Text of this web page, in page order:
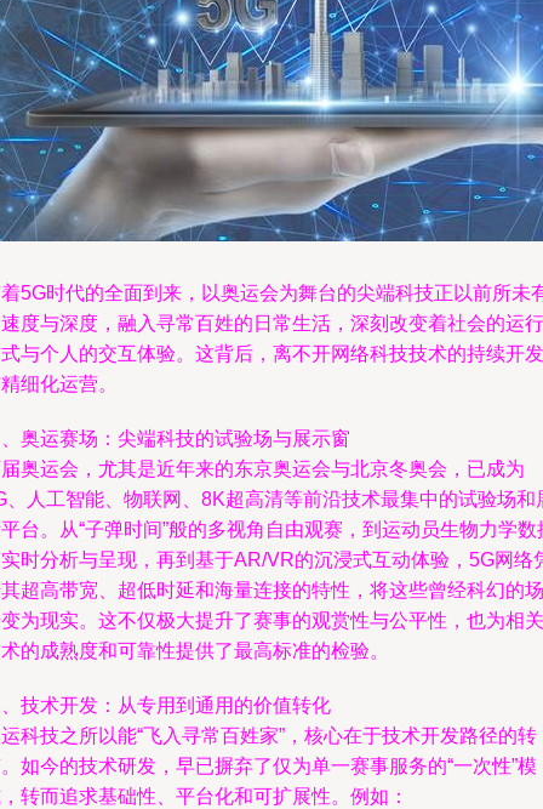
5G时代的全面到来，以奥运会为舞台的尖端科技正以前所未
度与深度，融入寻常百姓的日常生活，深刻改变着社会的运行
与个人的交互体验。这背后，离不开网络科技技术的持续开发
细化运营。
奥运赛场：尖端科技的试验场与展示窗
奥运会，尤其是近年来的东京奥运会与北京冬奥会，已成为
、人工智能、物联网、8K超高清等前沿技术最集中的试验场和
台。从“子弹时间”般的多视角自由观赛，到运动员生物力学数
时分析与呈现，再到基于AR/VR的沉浸式互动体验，5G网络
超高带宽、超低时延和海量连接的特性，将这些曾经科幻的场
为现实。这不仅极大提升了赛事的观赏性与公平性，也为相关
的成熟度和可靠性提供了最高标准的检验。
技术开发：从专用到通用的价值转化
科技之所以能“飞入寻常百姓家”，核心在于技术开发路径的转
如今的技术研发，早已摒弃了仅为单一赛事服务的“一次性”模
转而追求基础性、平台化和可扩展性。例如：